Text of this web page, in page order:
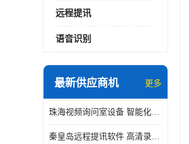
远程提讯
语音识别
最新供应商机 更多
珠海视频询问室设备 智能化水平
秦皇岛远程提讯软件 高清录屏模式